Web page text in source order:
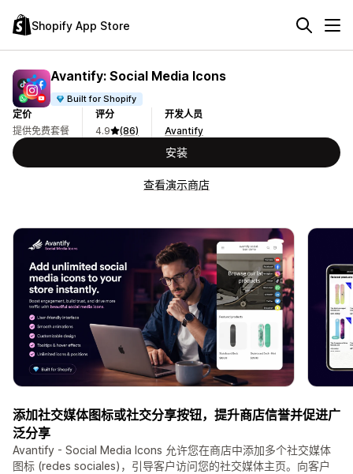
Shopify App Store
Avantify: Social Media Icons
Built for Shopify
定价
提供免费套餐
评分
4.9
(86)
开发人员
Avantify
安装
查看演示商店
添加社交媒体图标或社交分享按钮，提升商店信誉并促进广
泛分享
Avantify - Social Media Icons 允许您在商店中添加多个社交媒体
图标 (redes sociales)，引导客户访问您的社交媒体主页。向客户